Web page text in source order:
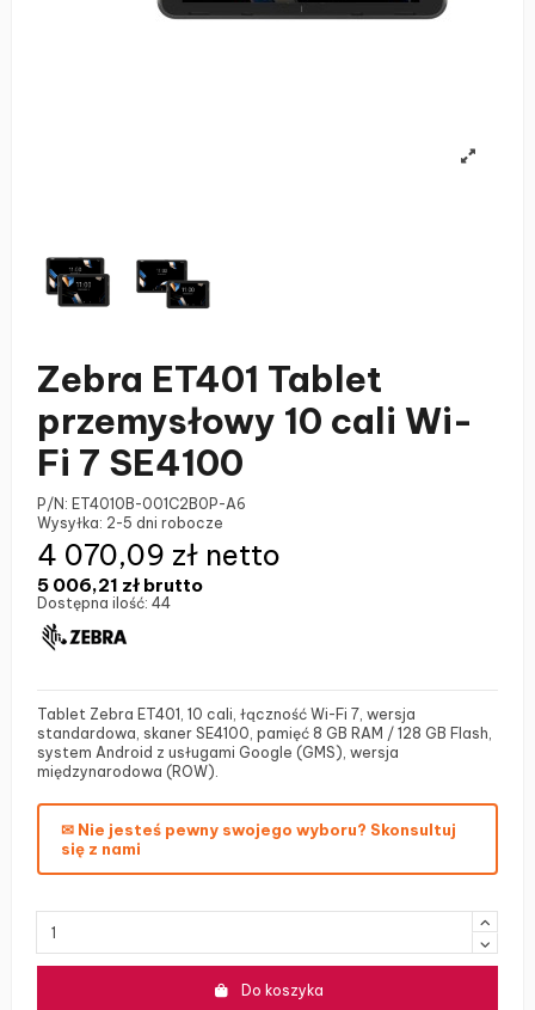
Zebra ET401 Tablet
przemysłowy 10 cali Wi-
Fi 7 SE4100
P/N: ET4010B-001C2B0P-A6
Wysyłka: 2-5 dni robocze
5 006,21 zł brutto
4 070,09 zł netto
Dostępna ilość: 44
Tablet Zebra ET401, 10 cali, łączność Wi-Fi 7, wersja
standardowa, skaner SE4100, pamięć 8 GB RAM / 128 GB Flash,
system Android z usługami Google (GMS), wersja
międzynarodowa (ROW).
✉ Nie jesteś pewny swojego wyboru? Skonsultuj
się z nami
Do koszyka